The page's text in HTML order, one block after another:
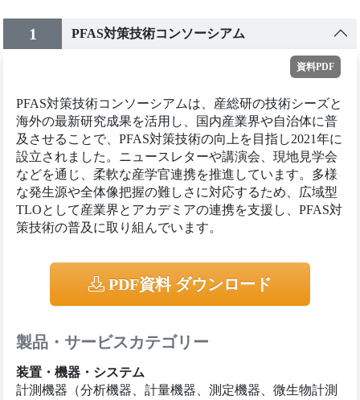
1 PFAS対策技術コンソーシアム
資料PDF
PFAS対策技術コンソーシアムは、産総研の技術シーズと
海外の最新研究成果を活用し、国内産業界や自治体に普
及させることで、PFAS対策技術の向上を目指し2021年に
設立されました。ニュースレターや講演会、現地見学会
などを通じ、柔軟な産学官連携を推進しています。多様
な発生源や全体像把握の難しさに対応するため、広域型
TLOとして産業界とアカデミアの連携を支援し、PFAS対
策技術の普及に取り組んでいます。
PDF資料 ダウンロード
製品・サービスカテゴリー
装置・機器・システム
計測機器（分析機器、計量機器、測定機器、微生物計測